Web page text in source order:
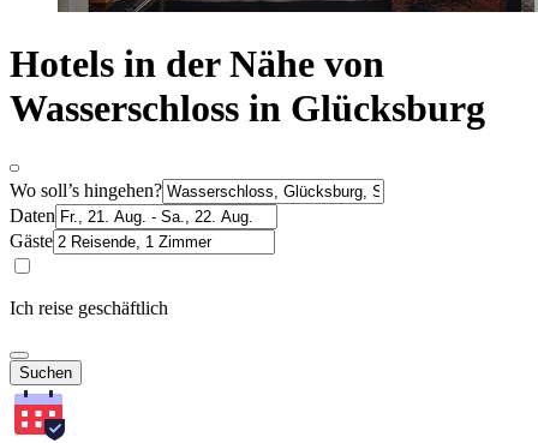
Hotels in der Nähe von
Wasserschloss in Glücksburg
Wo soll’s hingehen?
Daten
Gäste
Ich reise geschäftlich
Suchen